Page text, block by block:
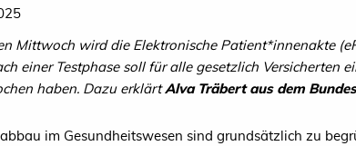
Mittwoch wird die Elektronische Patient*innenakte
einer Testphase soll für alle gesetzlich Versicherten
haben. Dazu erklärtAlva Träbert aus dem
im Gesundheitswesen sind grundsätzlich zu